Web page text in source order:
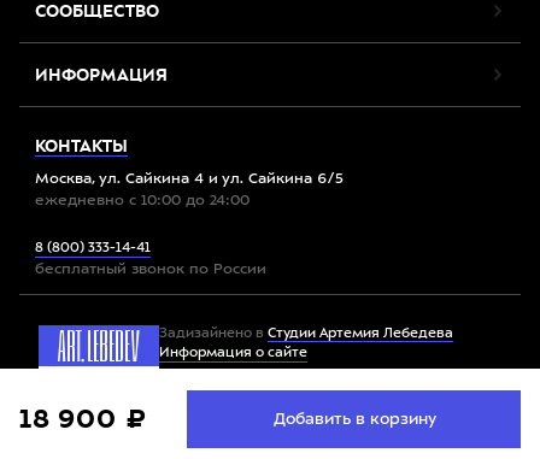
СООБЩЕСТВО
ИНФОРМАЦИЯ
КОНТАКТЫ
Москва, ул. Сайкина 4 и ул. Сайкина 6/5
ежедневно с 10:00 до 24:00
8 (800) 333-14-41
бесплатный звонок по России
Задизайнено в Студии Артемия Лебедева
Информация о сайте
Все права защищены. 2012-2026 © Спорт-Марафон
сайтом, вы соглашаетесь с
условиями использования
Принять
18 900 ₽ Добавить в корзину